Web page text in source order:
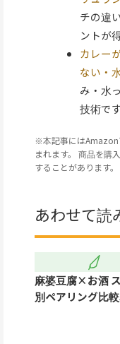
チの違
ントが
カレー
ない・
み・水
技術で
※本記事にはAmazon
まれます。 商品を購
することがあります。
あわせて読
麻婆豆腐×お酒
別ペアリング比